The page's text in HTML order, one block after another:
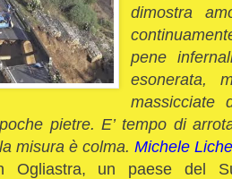
dimostra
pene
esonerata,
massicciate
pietre. E’ tempo di
misura è colma. Michele
Ogliastra, un paese del